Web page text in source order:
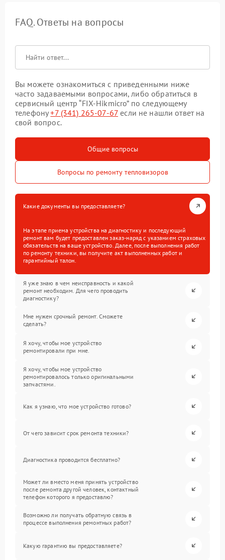
FAQ. Ответы на вопросы
Вы можете ознакомиться с приведенными ниже
часто задаваемыми вопросами, либо обратиться в
сервисный центр “FIX-Hikmicro” по следующему
телефону+7 (341) 265-07-67 если не нашли ответ на
свой вопрос.
Общие вопросы
Вопросы по ремонту тепловизоров
Какие документы вы предоставляете?
На этапе приема устройства на диагностику и последующий
ремонт вам будет предоставлен заказ-наряд с указанием страховых
обязательств на ваше устройство. Далее, после выполнения работ
по ремонту техники, вы получите акт выполненных работ и
гарантийный талон.
Я уже знаю в чем неисправность и какой
ремонт необходим. Для чего проводить
диагностику?
Мне нужен срочный ремонт. Сможете
сделать?
Я хочу, чтобы мое устройство
ремонтировали при мне.
Я хочу, чтобы мое устройство
ремонтировалось только оригинальными
запчастями.
Как я узнаю, что мое устройство готово?
От чего зависит срок ремонта техники?
Диагностика проводится бесплатно?
Может ли вместо меня принять устройство
после ремонта другой человек, контактный
телефон которого я предоставлю?
Возможно ли получать обратную связь в
процессе выполнения ремонтных работ?
Какую гарантию вы предоставляете?